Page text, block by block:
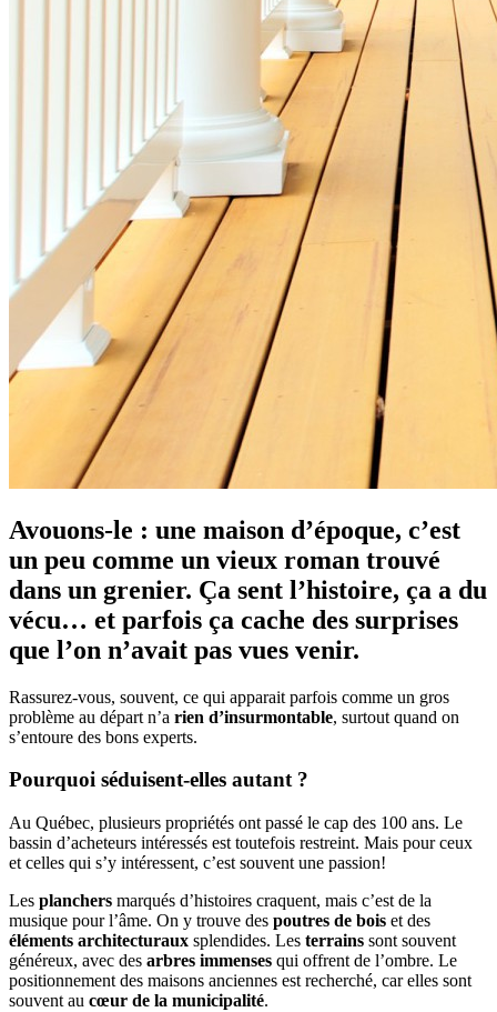
Avouons-le : une maison d’époque, c’est
un peu comme un vieux roman trouvé
dans un grenier. Ça sent l’histoire, ça a du
vécu… et parfois ça cache des surprises
que l’on n’avait pas vues venir.
Rassurez-vous, souvent, ce qui apparait parfois comme un gros
problème au départ n’a rien d’insurmontable, surtout quand on
s’entoure des bons experts.
Pourquoi séduisent-elles autant ?
Au Québec, plusieurs propriétés ont passé le cap des 100 ans. Le
bassin d’acheteurs intéressés est toutefois restreint. Mais pour ceux
et celles qui s’y intéressent, c’est souvent une passion!
Les planchers marqués d’histoires craquent, mais c’est de la
musique pour l’âme. On y trouve des poutres de bois et des
éléments architecturaux splendides. Les terrains sont souvent
généreux, avec des arbres immenses qui offrent de l’ombre. Le
positionnement des maisons anciennes est recherché, car elles sont
souvent au cœur de la municipalité.